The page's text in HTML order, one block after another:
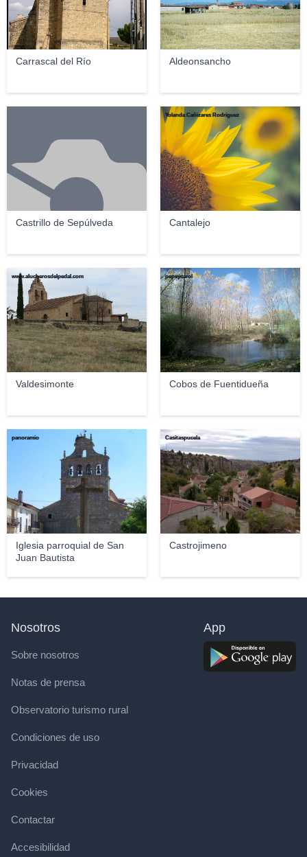
Carrascal del Río Aldeonsancho
Castrillo de Sepúlveda Cantalejo
Yolanda Cañizares Rodríguez
Valdesimonte
www.alucherosdelpedal.com
Cobos de Fuentidueña
pepeycarol
Iglesia parroquial de San
Juan Bautista
panoramio
Castrojimeno
Casitaspucela
Nosotros
Sobre nosotros
Notas de prensa
Observatorio turismo rural
Condiciones de uso
Privacidad
Cookies
Contactar
Accesibilidad
App